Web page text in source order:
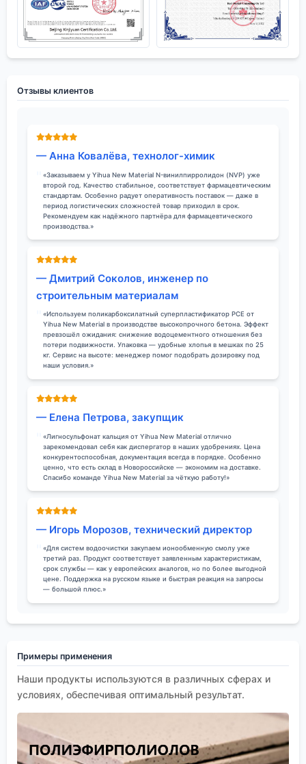
Отзывы клиентов
— Анна Ковалёва, технолог-химик
«Заказываем у Yihua New Material N-винилпирролидон (NVP) уже
второй год. Качество стабильное, соответствует фармацевтическим
стандартам. Особенно радует оперативность поставок — даже в
период логистических сложностей товар приходил в срок.
Рекомендуем как надёжного партнёра для фармацевтического
производства.»
— Дмитрий Соколов, инженер по
строительным материалам
«Используем поликарбоксилатный суперпластификатор PCE от
Yihua New Material в производстве высокопрочного бетона. Эффект
превзошёл ожидания: снижение водоцементного отношения без
потери подвижности. Упаковка — удобные хлопья в мешках по 25
кг. Сервис на высоте: менеджер помог подобрать дозировку под
наши условия.»
— Елена Петрова, закупщик
«Лигносульфонат кальция от Yihua New Material отлично
зарекомендовал себя как диспергатор в наших удобрениях. Цена
конкурентоспособная, документация всегда в порядке. Особенно
ценно, что есть склад в Новороссийске — экономим на доставке.
Спасибо команде Yihua New Material за чёткую работу!»
— Игорь Морозов, технический директор
«Для систем водоочистки закупаем ионообменную смолу уже
третий раз. Продукт соответствует заявленным характеристикам,
срок службы — как у европейских аналогов, но по более выгодной
цене. Поддержка на русском языке и быстрая реакция на запросы
— большой плюс.»
Примеры применения
Наши продукты используются в различных сферах и
условиях, обеспечивая оптимальный результат.